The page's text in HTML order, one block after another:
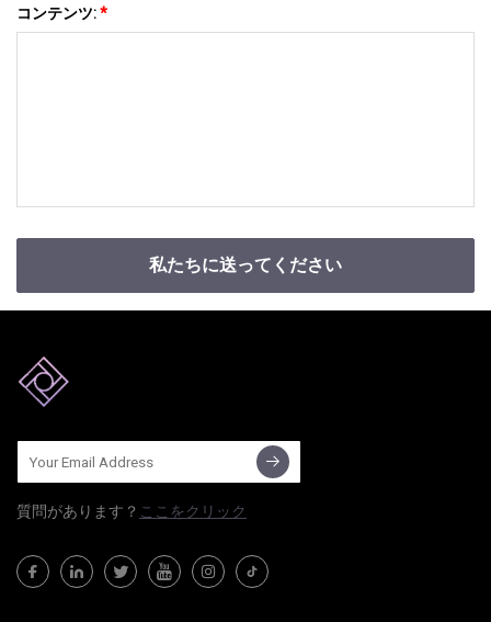
コンテンツ:*
私たちに送ってください
質問​​があります？ ここをクリック